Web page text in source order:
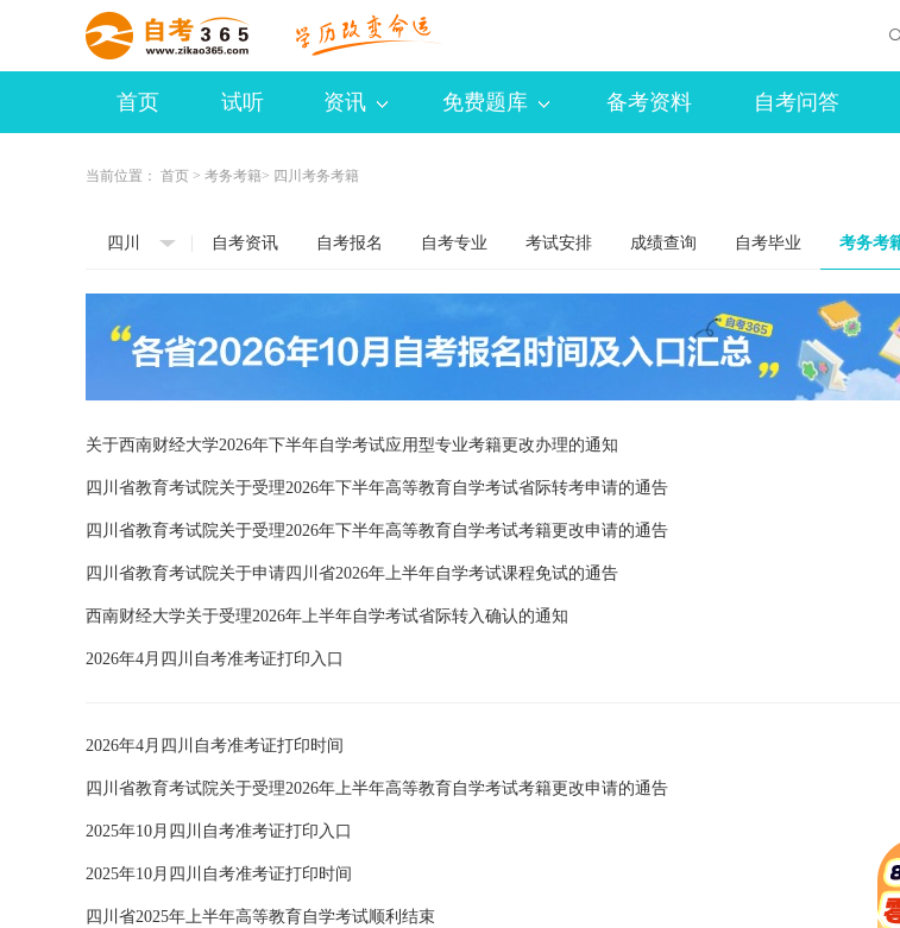
首页 试听 资讯 免费题库 备考资料 自考问答
当前位置： 首页 > 考务考籍> 四川考务考籍
四川 自考资讯 自考报名 自考专业 考试安排 成绩查询 自考毕业 考务考
关于西南财经大学2026年下半年自学考试应用型专业考籍更改办理的通知
四川省教育考试院关于受理2026年下半年高等教育自学考试省际转考申请的通告
四川省教育考试院关于受理2026年下半年高等教育自学考试考籍更改申请的通告
四川省教育考试院关于申请四川省2026年上半年自学考试课程免试的通告
西南财经大学关于受理2026年上半年自学考试省际转入确认的通知
2026年4月四川自考准考证打印入口
2026年4月四川自考准考证打印时间
四川省教育考试院关于受理2026年上半年高等教育自学考试考籍更改申请的通告
2025年10月四川自考准考证打印入口
2025年10月四川自考准考证打印时间
四川省2025年上半年高等教育自学考试顺利结束